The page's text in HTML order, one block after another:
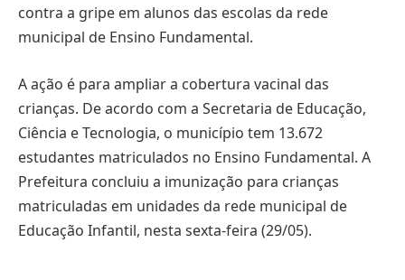
contra a gripe em alunos das escolas da rede
municipal de Ensino Fundamental.
A ação é para ampliar a cobertura vacinal das
crianças. De acordo com a Secretaria de Educação,
Ciência e Tecnologia, o município tem 13.672
estudantes matriculados no Ensino Fundamental. A
Prefeitura concluiu a imunização para crianças
matriculadas em unidades da rede municipal de
Educação Infantil, nesta sexta-feira (29/05).